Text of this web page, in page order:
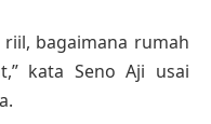
bagaimana rumah
kata Seno Aji usai